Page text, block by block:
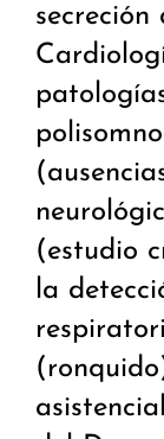
secreción
(estudio
la